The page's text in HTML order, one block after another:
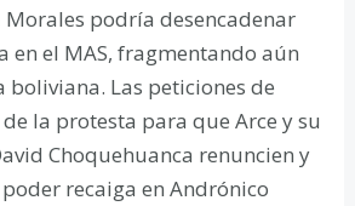
Morales podría desencadenar
en el MAS, fragmentando aún
Las peticiones de
la protesta para que Arce y su
Choquehuanca renuncien y
recaiga en Andrónico